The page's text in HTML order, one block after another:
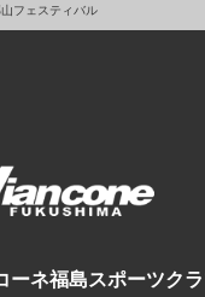
フェスティバル
ーネ福島スポーツク